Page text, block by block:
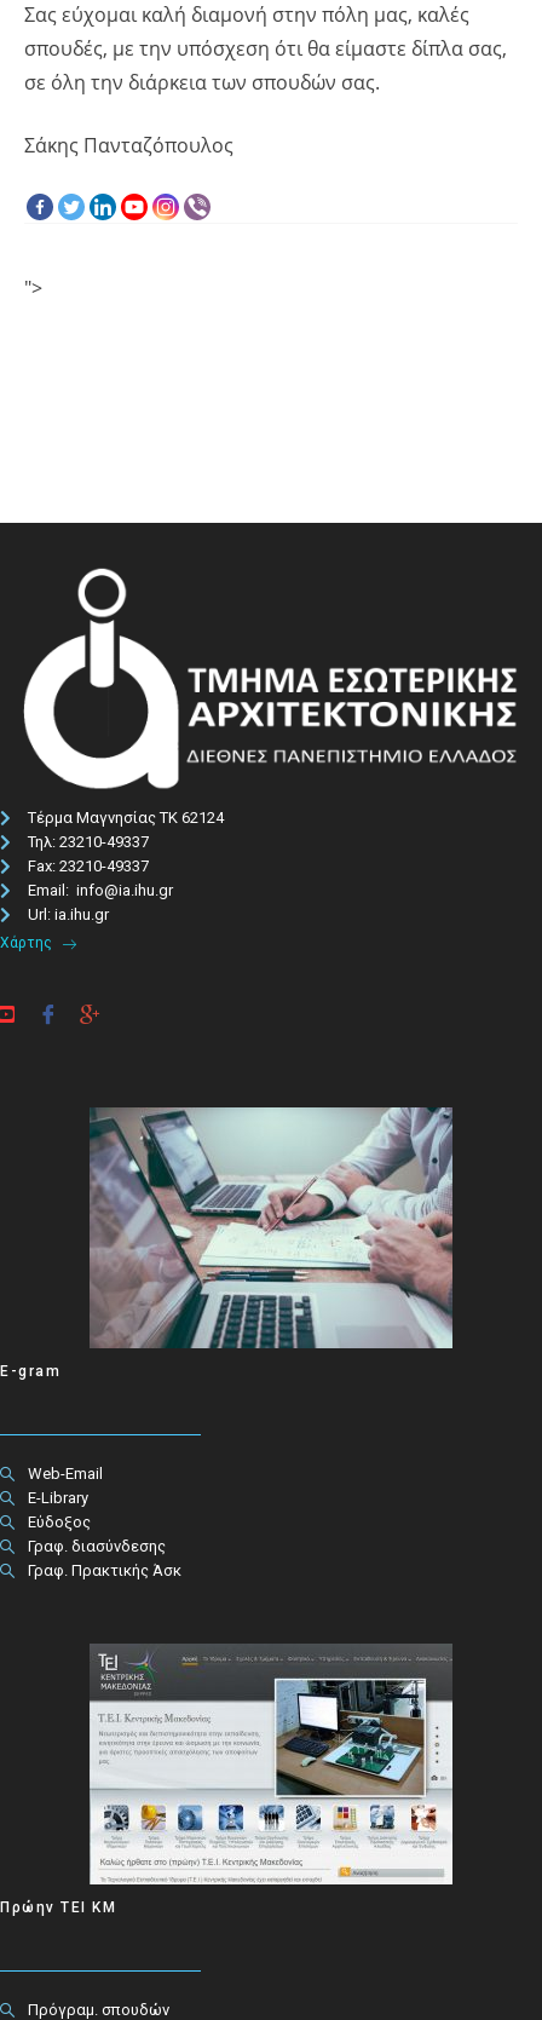
Σας εύχομαι καλή διαμονή στην πόλη μας, καλές
σπουδές, με την υπόσχεση ότι θα είμαστε δίπλα σας,
σε όλη την διάρκεια των σπουδών σας.
Σάκης Πανταζόπουλος
">
Τέρμα Μαγνησίας ΤΚ 62124
Τηλ: 23210-49337​
Fax: 23210-49337
Email: info@ia.ihu.gr
Url: ia.ihu.gr
Χάρτης
E-gram
Web-Email
E-Library
Εύδοξος
Γραφ. διασύνδεσης
Γραφ. Πρακτικής Άσκ
Πρώην ΤΕΙ ΚΜ
Πρόγραμ. σπουδών